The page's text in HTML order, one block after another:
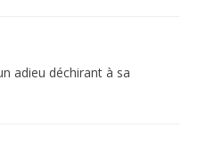
adieu déchirant à sa